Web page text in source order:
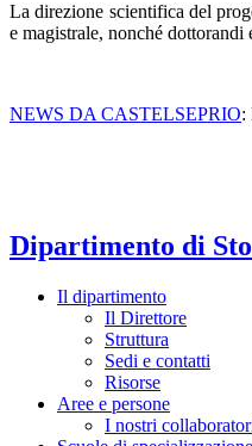
La direzione scientifica del
e magistrale, nonché
NEWS DA CASTELSEPRIO:
Dipartimento di
Il dipartimento
Il Direttore
Struttura
Sedi e contatti
Risorse
Aree e persone
I nostri